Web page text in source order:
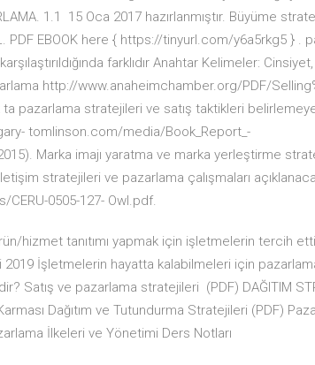
1.1 15 Oca 2017 hazırlanmıştır. Büyüme
PDF EBOOK here { https://tinyurl.com/y6a5rkg5 } .
farklıdır Anahtar Kelimeler: Cinsiyet,
http://www.anaheimchamber.org/PDF/
pazarlama stratejileri ve satış taktikleri
tomlinson.com/media/Book_Report_-
Marka imajı yaratma ve marka yerleştirme
stratejileri ve pazarlama çalışmaları
0505-127- Owl.pdf.
hizmet tanıtımı yapmak için işletmelerin tercih
2019 İşletmelerin hayatta kalabilmeleri için
Satış ve pazarlama stratejileri (PDF) DAĞITIM
Dağıtım ve Tutundurma Stratejileri (PDF)
İlkeleri ve Yönetimi Ders Notları